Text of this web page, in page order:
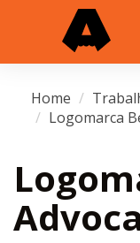
Home
Logomarca